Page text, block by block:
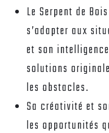
Le Serpent de
s’adapter aux
et son
solutions
les obstacles.
Sa créativité et
les opportunités